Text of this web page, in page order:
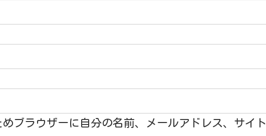
ブラウザーに自分の名前、メールアドレス、サイト